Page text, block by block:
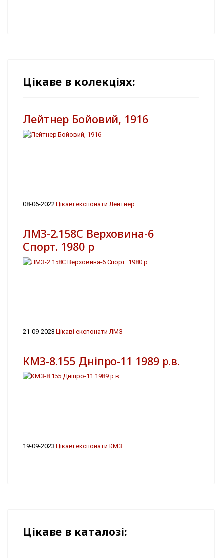
Цікаве в колекціях:
Лейтнер Бойовий, 1916
08-06-2022 Цікаві експонати Лейтнер
ЛМЗ-2.158С Верховина-6
Спорт. 1980 р
21-09-2023 Цікаві експонати ЛМЗ
КМЗ-8.155 Дніпро-11 1989 р.в.
19-09-2023 Цікаві експонати КМЗ
Цікаве в каталозі: